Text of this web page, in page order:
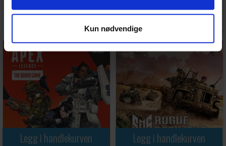
Kun nødvendige
Deluxe Ed.
Antall på
lager: 2
Brettspill
1 354,- 30.09.2026
Legg i handlekurven Legg i handlekurven